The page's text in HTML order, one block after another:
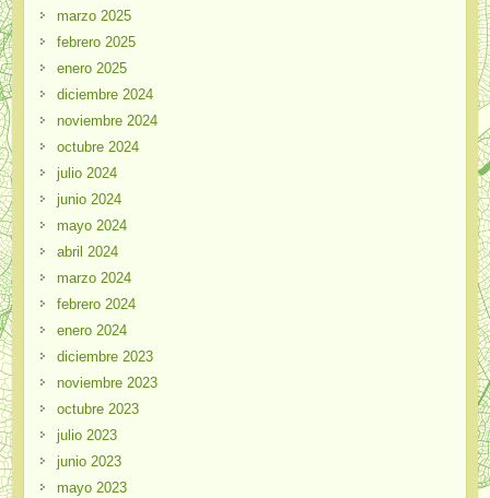
marzo 2025
febrero 2025
enero 2025
diciembre 2024
noviembre 2024
octubre 2024
julio 2024
junio 2024
mayo 2024
abril 2024
marzo 2024
febrero 2024
enero 2024
diciembre 2023
noviembre 2023
octubre 2023
julio 2023
junio 2023
mayo 2023